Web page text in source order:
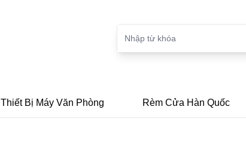
Thiết Bị Máy Văn Phòng Rèm Cửa Hàn Quốc